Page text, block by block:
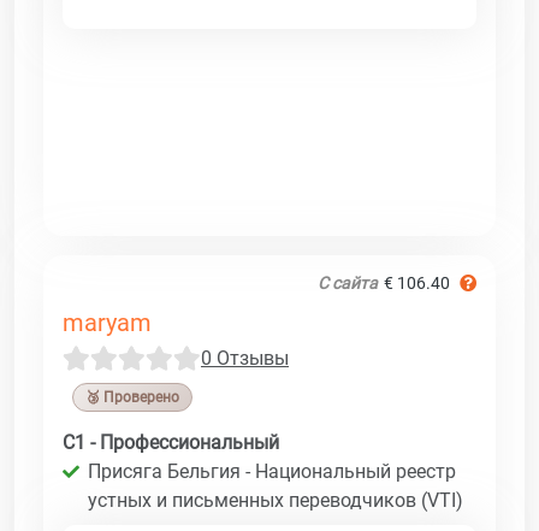
С сайта € 106.40
maryam
0 Отзывы
🥉 Проверено
C1 - Профессиональный
Присяга Бельгия - Национальный реестр
устных и письменных переводчиков (VTI)